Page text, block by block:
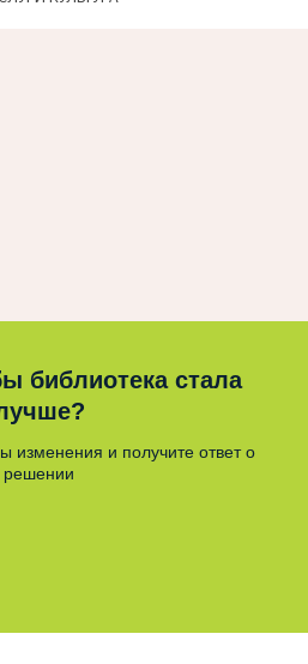
библиотека стала
изменения и получите ответ о
решении